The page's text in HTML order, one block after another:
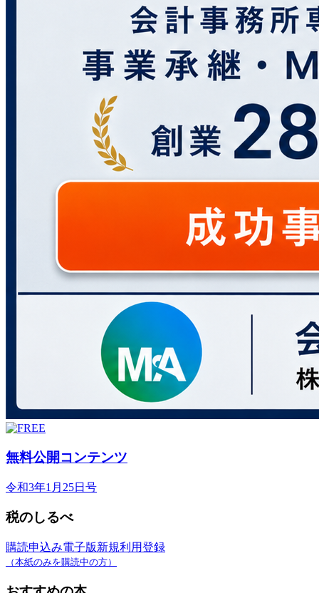
無料公開コンテンツ
令和3年1月25日号
税のしるべ
購読申込み電子版新規利用登録
（本紙のみを購読中の方）